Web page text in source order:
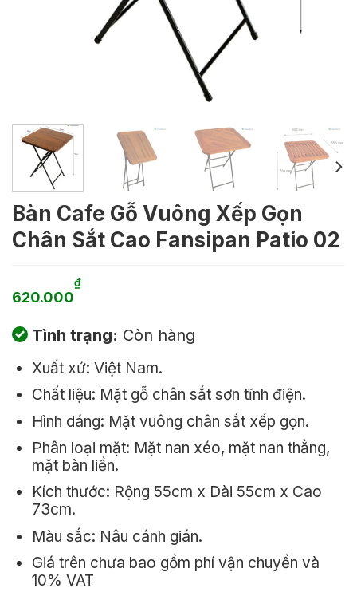
Bàn Cafe Gỗ Vuông Xếp Gọn
Chân Sắt Cao Fansipan Patio 02
620.000
₫
Tình trạng: Còn hàng
Xuất xứ: Việt Nam.
Chất liệu: Mặt gỗ chân sắt sơn tĩnh điện.
Hình dáng: Mặt vuông chân sắt xếp gọn.
Phân loại mặt: Mặt nan xéo, mặt nan thẳng,
mặt bàn liền.
Kích thước: Rộng 55cm x Dài 55cm x Cao
73cm.
Màu sắc: Nâu cánh gián.
Giá trên chưa bao gồm phí vận chuyển và
10% VAT